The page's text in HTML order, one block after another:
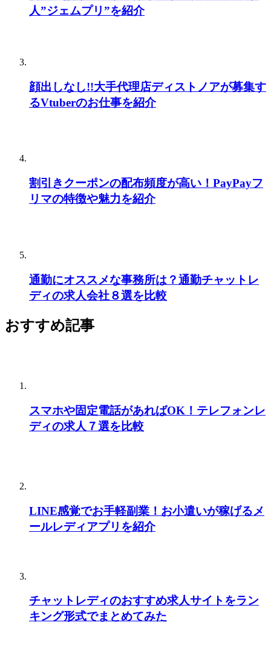
人”ジェムプリ”を紹介
顔出しなし!!大手代理店ディストノアが募集す
るVtuberのお仕事を紹介
割引きクーポンの配布頻度が高い！PayPayフ
リマの特徴や魅力を紹介
通勤にオススメな事務所は？通勤チャットレ
ディの求人会社８選を比較
おすすめ記事
スマホや固定電話があればOK！テレフォンレ
ディの求人７選を比較
LINE感覚でお手軽副業！お小遣いが稼げるメ
ールレディアプリを紹介
チャットレディのおすすめ求人サイトをラン
キング形式でまとめてみた